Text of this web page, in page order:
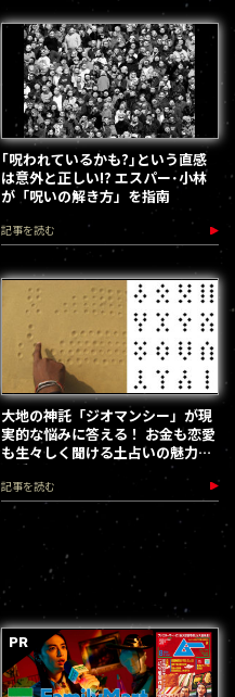
｢呪われているかも?｣という直感
は意外と正しい!? エスパー･小林
が「呪いの解き方」を指南
記事を読む
大地の神託「ジオマンシー」が現
実的な悩みに答える！ お金も恋愛
も生々しく聞ける土占いの魅力／
高橋桐矢
記事を読む